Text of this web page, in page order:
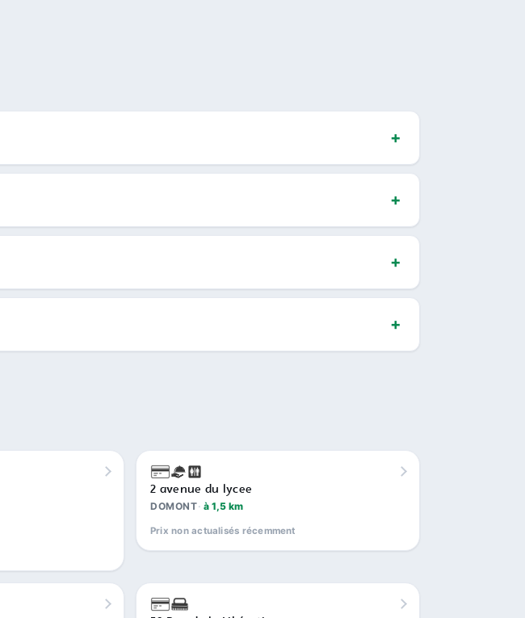
2 avenue du lycee
DOMONT à 1,5 km
Prix non actualisés récemment